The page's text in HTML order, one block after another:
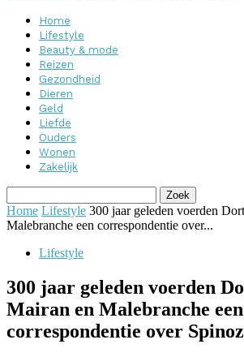
Home
Lifestyle
Beauty & mode
Reizen
Gezondheid
Dieren
Geld
Liefde
Ouders
Wonen
Zakelijk
Home Lifestyle 300 jaar geleden voerden
Malebranche een correspondentie over...
Lifestyle
300 jaar geleden voerden
Mairan en Malebranche een
correspondentie over